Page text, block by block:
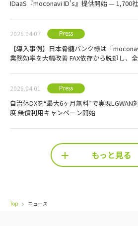
IDaaS『moconavi ID’s』提供開始 — 1,700
2026.04.07 Press
【導入事例】日本骨髄バンク様は「
業務効率を大幅改善 FAX依存から脱却し、
2026.04.01 Press
自治体DXを“最大6ヶ月無料”で実現
度 無償利用キャンペーン開始
もっと見る
Top ニュース